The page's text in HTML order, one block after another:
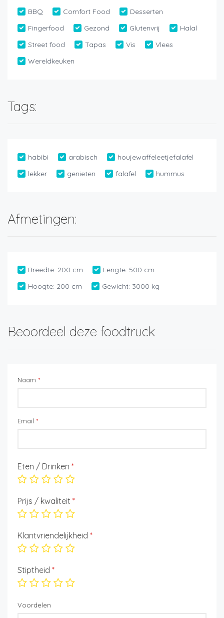
BBQ Comfort Food
Desserten
Fingerfood
Gezond Glutenvrij
Halal
Street food
Tapas Vis
Vlees
Wereldkeuken
Tags:
habibi arabisch
houjewaffeleetjefalafel
lekker
genieten falafel hummus
Afmetingen:
Breedte: 200 cm Lengte: 500 cm
Hoogte: 200 cm Gewicht: 3000 kg
Beoordeel deze foodtruck
Naam *
Email *
Eten / Drinken *
Prijs / kwaliteit *
Klantvriendelijkheid *
Stiptheid *
Voordelen